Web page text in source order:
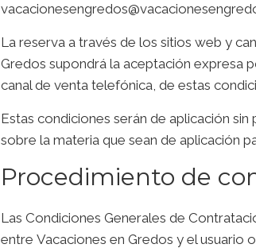
La reserva a través de los sitios web y
Gredos supondrá la aceptación expresa
canal de venta telefónica, de estas
Estas condiciones serán de aplicación
sobre la materia que sean de aplicación
Procedimiento de
Las Condiciones Generales de
entre Vacaciones en Gredos y el usuario